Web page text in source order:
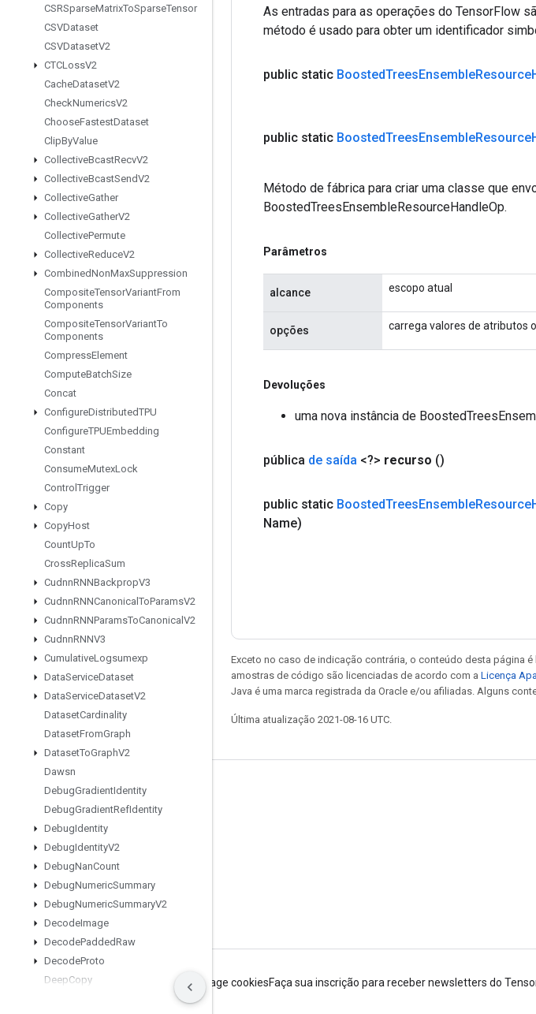
CSRSparseMatrixToSparseTensor
CSVDataset
CSVDatasetV2
CTCLossV2
CacheDatasetV2
CheckNumericsV2
ChooseFastestDataset
ClipByValue
CollectiveBcastRecvV2
CollectiveBcastSendV2
CollectiveGather
CollectiveGatherV2
CollectivePermute
CollectiveReduceV2
CombinedNonMaxSuppression
CompositeTensorVariantFrom
Components
CompositeTensorVariantTo
Components
CompressElement
ComputeBatchSize
Concat
ConfigureDistributedTPU
ConfigureTPUEmbedding
Constant
ConsumeMutexLock
Control Trigger
Copy
CopyHost
CountUpTo
CrossReplicaSum
CudnnRNNBackpropV3
CudnnRNNCanonical ToParamsV2
CudnnRNNParamsToCanonical V2
CudnnRNNV3
CumulativeLogsumexp
DataServiceDataset
DataServiceDatasetV2
DatasetCardinality
DatasetFromGraph
DatasetToGraphV2
Dawsn
DebugGradientIdentity
DebugGradientRefIdentity
DebugIdentity
DebugIdentityV2
DebugNanCount
DebugNumericSummary
DebugNumericSummaryV2
DecodeImage
DecodePaddedRaw
DecodeProto
DeepCopy
As entradas para as operações do TensorFlow
método é usado para obter um identificador
public static BoostedTreesEnsembleResource
public static BoostedTreesEnsembleResource
Método de fábrica para criar uma classe que
BoostedTreesEnsembleResourceHandleOp.
Parâmetros
alcance escopo atual
opções carrega valores de atributos
Devoluções
uma nova instância de
pública de saída <?> recurso ()
public static BoostedTreesEnsembleResource
Name)
Exceto no caso de indicação contrária, o conteúdo desta página
amostras de código são licenciadas de acordo com a Licença
Java é uma marca registrada da Oracle e/ou afiliadas. Alguns
Última atualização 2021-08-16 UTC.
Permanecer conectado
Fórum
GitHub
Twitter
YouTube
Termos de Serviço Manage cookiesFaça sua inscrição para receber newsletters do